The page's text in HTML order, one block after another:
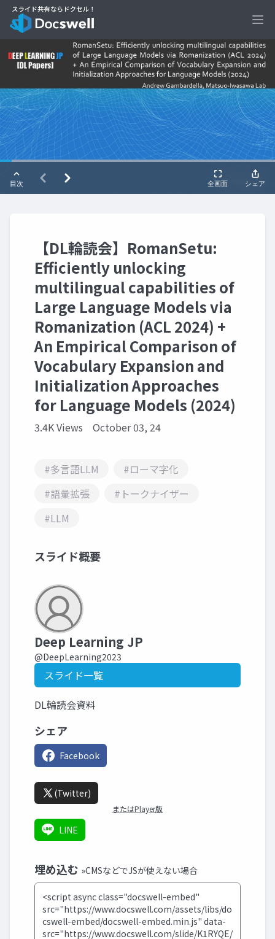
【DL輪読会】RomanSetu:
Efficiently unlocking
multilingual capabilities of
Large Language Models via
Romanization (ACL 2024) +
An Empirical Comparison of
Vocabulary Expansion and
Initialization Approaches
for Language Models (2024)
3.4K Views October 03, 24
#多言語LLM
#ローマ字化
#語彙拡張
#トークナイザー
#LLM
スライド概要
Deep Learning JP
@DeepLearning2023
スライド一覧
DL輪読会資料
シェア
Facebook
(Twitter)
またはPlayer版
LINE
埋め込む »CMSなどでJSが使えない場合